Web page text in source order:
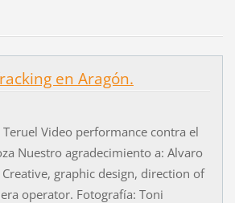
en Aragón.
Teruel Video performance contra el
Nuestro agradecimiento a: Alvaro
graphic design, direction of
operator. Fotografía: Toni